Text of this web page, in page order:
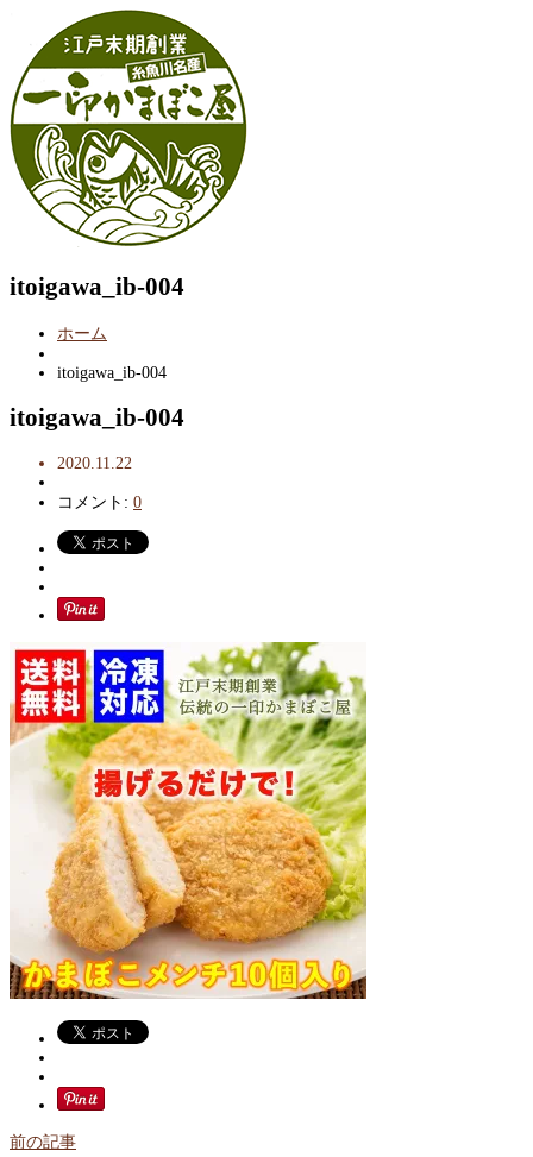
itoigawa_ib-004
ホーム
itoigawa_ib-004
itoigawa_ib-004
2020.11.22
コメント: 0
前の記事